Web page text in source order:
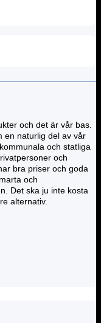
och det är vår bas.
en naturlig del av vår
och statliga
och
bra priser och goda
och
Det ska ju inte kosta
alternativ.